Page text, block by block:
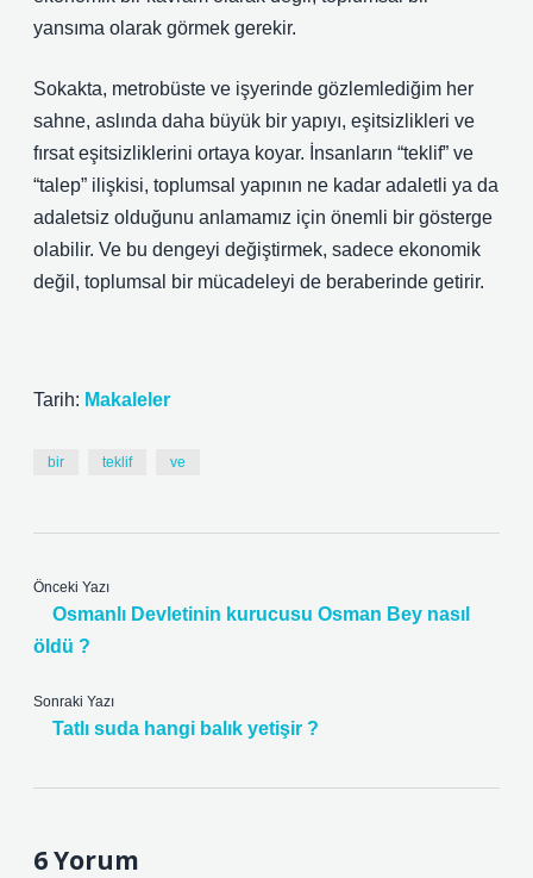
yansıma olarak görmek gerekir.
Sokakta, metrobüste ve işyerinde gözlemlediğim her
sahne, aslında daha büyük bir yapıyı, eşitsizlikleri ve
fırsat eşitsizliklerini ortaya koyar. İnsanların “teklif” ve
“talep” ilişkisi, toplumsal yapının ne kadar adaletli ya da
adaletsiz olduğunu anlamamız için önemli bir gösterge
olabilir. Ve bu dengeyi değiştirmek, sadece ekonomik
değil, toplumsal bir mücadeleyi de beraberinde getirir.
Tarih: Makaleler
bir teklif ve
Önceki Yazı
Osmanlı Devletinin kurucusu Osman Bey nasıl
öldü ?
Sonraki Yazı
Tatlı suda hangi balık yetişir ?
6 Yorum